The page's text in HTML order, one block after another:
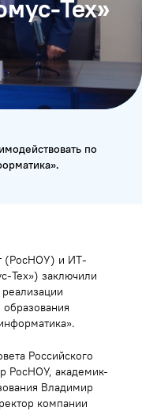
Тех»
по
(РосНОУ) и ИТ-
Тех») заключили
Российского
РосНОУ, академик-
Владимир
компании